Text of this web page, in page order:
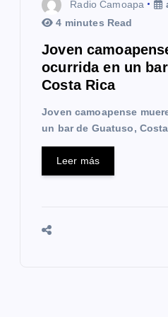
Radio Camoapa
4 minutes Read
Joven
ocurrida en un
Costa Rica
Joven camoapense
un bar de Guatuso,
Leer más